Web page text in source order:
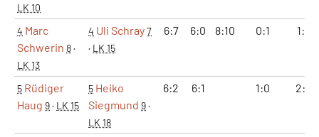
LK 10
4 Marc
Schwerin 8·
LK 13
4 Uli Schray7
· LK 15
6:7 6:0 8:10 0:1 1:2
5 Rüdiger
Haug 9· LK 15
5 Heiko
Siegmund 9·
LK 18
6:2 6:1 1:0 2:0